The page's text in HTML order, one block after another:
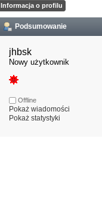
Informacja o profilu
Podsumowanie
jhbsk
Nowy użytkownik
Offline
Pokaż wiadomości
Pokaż statystyki